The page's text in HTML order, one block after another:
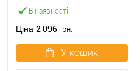
В наявності
Ціна 2 096 грн.
У кошик